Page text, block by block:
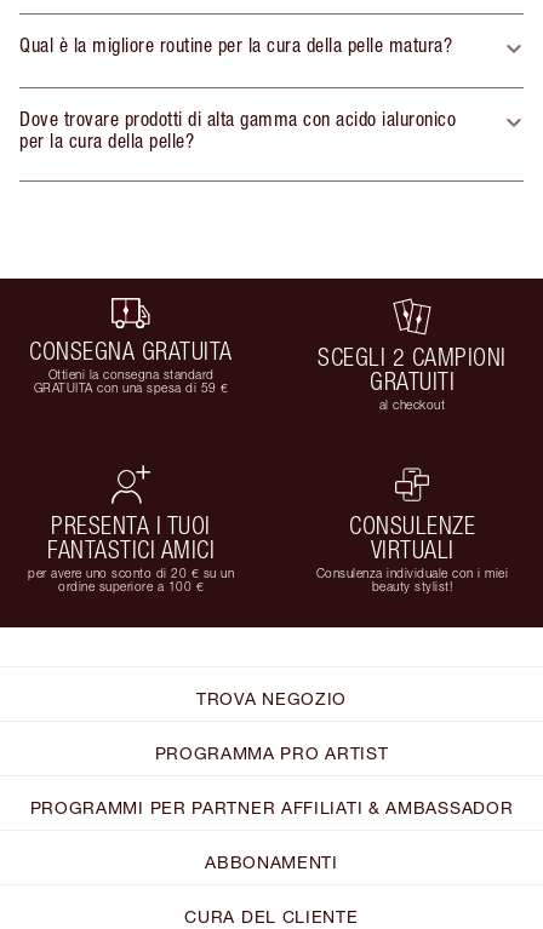
Qual è la migliore routine per la cura della pelle matura?
Dove trovare prodotti di alta gamma con acido ialuronico
per la cura della pelle?
CONSEGNA GRATUITA
Ottieni la consegna standard
GRATUITA con una spesa di 59 €
SCEGLI 2 CAMPIONI
GRATUITI
al checkout
PRESENTA I TUOI
FANTASTICI AMICI
per avere uno sconto di 20 € su un
ordine superiore a 100 €
CONSULENZE
VIRTUALI
Consulenza individuale con i miei
beauty stylist!
TROVA NEGOZIO
PROGRAMMA PRO ARTIST
PROGRAMMI PER PARTNER AFFILIATI & AMBASSADOR
ABBONAMENTI
CURA DEL CLIENTE